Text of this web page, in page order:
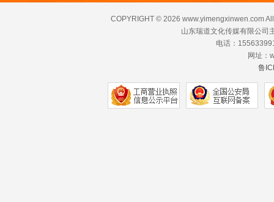
COPYRIGHT © 2026 www.yimengxinwen.com
山东瑞道文化传媒有限公司
电话：
网址：
鲁